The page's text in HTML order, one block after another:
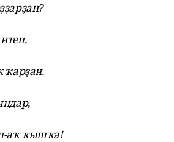
ҡарҙан.
аҡ ҡышҡа!